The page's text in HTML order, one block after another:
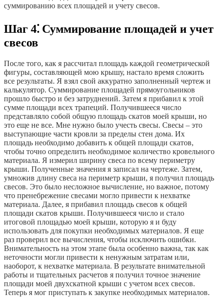
суммированию всех площадей и учету свесов.
Шаг 4⁚ Суммирование площадей и учет
свесов
После того, как я рассчитал площадь каждой геометрической
фигуры, составляющей мою крышу, настало время сложить
все результаты. Я взял свой аккуратно заполненный чертеж и
калькулятор. Суммирование площадей прямоугольников
прошло быстро и без затруднений. Затем я прибавил к этой
сумме площади всех трапеций. Получившееся число
представляло собой общую площадь скатов моей крыши, но
это еще не все. Мне нужно было учесть свесы. Свесы – это
выступающие части кровли за пределы стен дома. Их
площадь необходимо добавить к общей площади скатов,
чтобы точно определить необходимое количество кровельного
материала. Я измерил ширину свеса по всему периметру
крыши. Полученные значения я записал на чертеже. Затем,
умножив длину свеса на периметр крыши, я получил площадь
свесов. Это было несложное вычисление, но важное, потому
что пренебрежение свесами могло привести к нехватке
материала. Далее, я прибавил площадь свесов к общей
площади скатов крыши. Получившееся число и стало
итоговой площадью моей крыши, которую я и буду
использовать для покупки необходимых материалов. Я еще
раз проверил все вычисления, чтобы исключить ошибки.
Внимательность на этом этапе была особенно важна, так как
неточности могли привести к ненужным затратам или,
наоборот, к нехватке материала. В результате внимательной
работы и тщательных расчетов я получил точное значение
площади моей двухскатной крыши с учетом всех свесов.
Теперь я мог приступать к закупке необходимых материалов.